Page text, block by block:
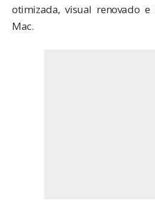
otimizada, visual renovado
Mac.